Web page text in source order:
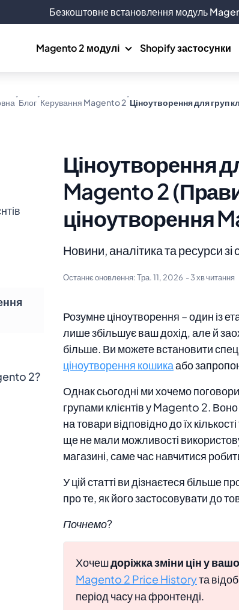
Magento 2 модулі Shopify застосунки
Блог Керування Magento 2 Ціноутворення для груп
Ціноутворення
Magento 2
ціноутворення
Новини, аналітика та ресурси зі
Останнє оновлення:Тра. 11, 2026 - 3 хв читання
Розумне ціноутворення – один із
лише збільшує ваш дохід, але й
більше. Ви можете встановити
ціноутворення кошикаабо
Однак сьогодні ми хочемо
групами клієнтів у Magento 2.
на товари відповідно до їх кількості
ще не мали можливості
магазині, саме час навчитися
У цій статті ви дізнаєтеся більше
про те, як його застосовувати до
Почнемо?
Хочешдоріжказміни цін у
Magento 2 Price Historyта
період часу на фронтенді.
2?
Безкоштовне встановлення модуль